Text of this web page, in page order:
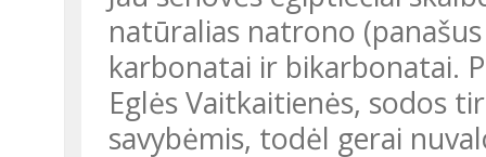
natūralias natrono
karbonatai ir bikarbonatai.
Eglės Vaitkaitienės, sodos
savybėmis, todėl gerai